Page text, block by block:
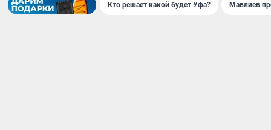
Кто решает какой будет Уфа? Мавлиев